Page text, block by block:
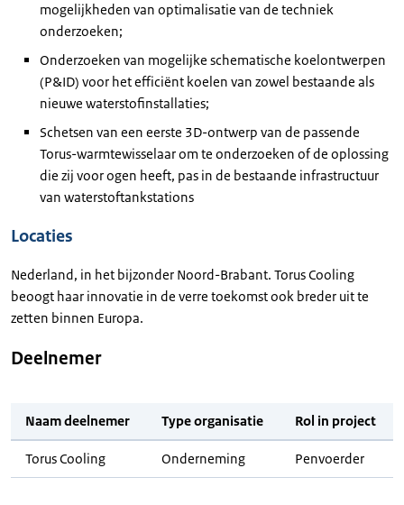
mogelijkheden van optimalisatie van de techniek
onderzoeken;
Onderzoeken van mogelijke schematische koelontwerpen
(P&ID) voor het efficiënt koelen van zowel bestaande als
nieuwe waterstofinstallaties;
Schetsen van een eerste 3D-ontwerp van de passende
Torus-warmtewisselaar om te onderzoeken of de oplossing
die zij voor ogen heeft, pas in de bestaande infrastructuur
van waterstoftankstations
Locaties
Nederland, in het bijzonder Noord-Brabant. Torus Cooling
beoogt haar innovatie in de verre toekomst ook breder uit te
zetten binnen Europa.
Deelnemer
Naam deelnemer Type organisatie Rol in project
Torus Cooling Onderneming Penvoerder